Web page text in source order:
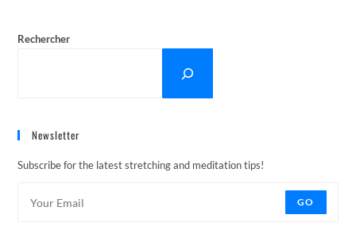
Rechercher
Newsletter
Subscribe for the latest stretching and meditation tips!
GO